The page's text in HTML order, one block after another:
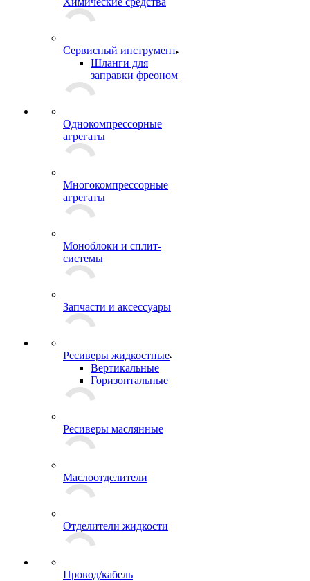
Сервисный инструмент
Шланги для
заправки фреоном
Однокомпрессорные
агрегаты
Многокомпрессорные
агрегаты
Моноблоки и сплит-
системы
Запчасти и аксессуары
Ресиверы жидкостные
Вертикальные
Горизонтальные
Ресиверы маслянные
Маслоотделители
Отделители жидкости
Провод/кабель